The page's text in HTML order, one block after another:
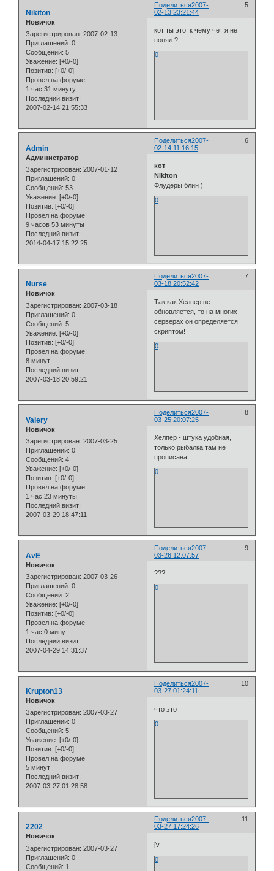
Поделиться 5
2007-
02-13 23:21:44
Nikiton
Новичок
Зарегистрирован: 2007-02-13
Приглашений: 0
Сообщений: 5
Уважение: [+0/-0]
Позитив: [+0/-0]
Провел на форуме:
1 час 31 минуту
Последний визит:
2007-02-14 21:55:33
кот ты это к чему чёт я не
понял ?
0
Поделиться 6
2007-
02-14 11:16:15
Admin
Администратор
Зарегистрирован: 2007-01-12
Приглашений: 0
Сообщений: 53
Уважение: [+0/-0]
Позитив: [+0/-0]
Провел на форуме:
9 часов 53 минуты
Последний визит:
2014-04-17 15:22:25
кот
Nikiton
Флудеры блин )
0
Поделиться 7
2007-
03-18 20:52:42
Nurse
Новичок
Зарегистрирован: 2007-03-18
Приглашений: 0
Сообщений: 5
Уважение: [+0/-0]
Позитив: [+0/-0]
Провел на форуме:
8 минут
Последний визит:
2007-03-18 20:59:21
Так как Хелпер не
обновляется, то на многих
серверах он определяется
скриптом!
0
Поделиться 8
2007-
03-25 20:07:25
Valery
Новичок
Зарегистрирован: 2007-03-25
Приглашений: 0
Сообщений: 4
Уважение: [+0/-0]
Позитив: [+0/-0]
Провел на форуме:
1 час 23 минуты
Последний визит:
2007-03-29 18:47:11
Хелпер - штука удобная,
только рыбалка там не
прописана.
0
Поделиться 9
2007-
03-26 12:07:57
AvE
Новичок
Зарегистрирован: 2007-03-26
Приглашений: 0
Сообщений: 2
Уважение: [+0/-0]
Позитив: [+0/-0]
Провел на форуме:
1 час 0 минут
Последний визит:
2007-04-29 14:31:37
???
0
Поделиться 10
2007-
03-27 01:24:11
Krupton13
Новичок
Зарегистрирован: 2007-03-27
Приглашений: 0
Сообщений: 5
Уважение: [+0/-0]
Позитив: [+0/-0]
Провел на форуме:
5 минут
Последний визит:
2007-03-27 01:28:58
что это
0
Поделиться 11
2007-
03-27 17:24:26
2202
Новичок
Зарегистрирован: 2007-03-27
Приглашений: 0
Сообщений: 1
[v
0